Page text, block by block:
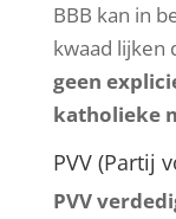
BBB kan in
kwaad lijken
geen
katholieke
PVV (Partij
PVV